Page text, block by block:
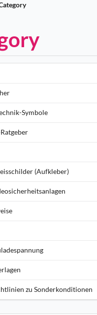
Symbole
(Aufkleber)
zu Sonderkonditionen